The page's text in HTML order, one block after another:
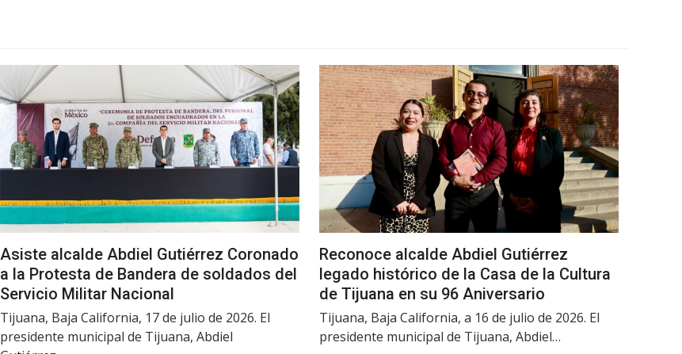
Asiste alcalde Abdiel Gutiérrez Coronado
a la Protesta de Bandera de soldados del
Servicio Militar Nacional
Tijuana, Baja California, 17 de julio de 2026. El
presidente municipal de Tijuana, Abdiel
Reconoce alcalde Abdiel Gutiérrez
legado histórico de la Casa de la Cultura
de Tijuana en su 96 Aniversario
Tijuana, Baja California, a 16 de julio de 2026. El
presidente municipal de Tijuana, Abdiel…